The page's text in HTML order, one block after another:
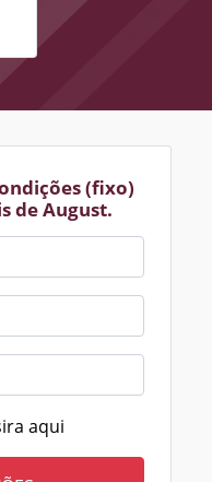
(fixo)
de August.
aqui